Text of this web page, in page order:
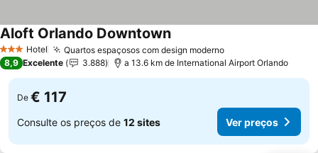
3 EstrelasHotel Quartos espaçosos com design modernoVer preços
Aloft Orlando DowntownVer preços
8,9 Excelente 3.888 a 13.6 km de International Airport Orlando
De € 117
Consulte os preços de 12 sites Ver preços